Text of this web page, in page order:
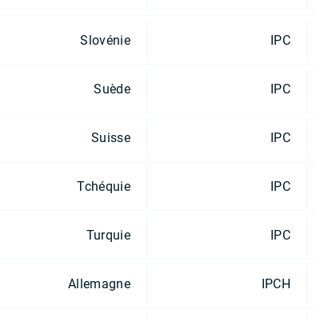
Slovénie IPC
Suède IPC
Suisse IPC
Tchéquie IPC
Turquie IPC
Allemagne IPCH